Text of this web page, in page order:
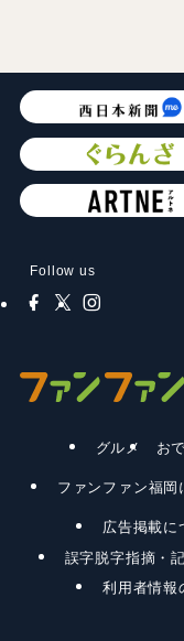
Follow us
グルメ お
ファンファン福岡
広告掲載に
誤字脱字指摘・
利用者情報